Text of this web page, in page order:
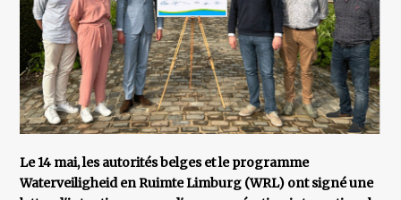
Le 14 mai, les autorités belges et le programme
Waterveiligheid en Ruimte Limburg (WRL) ont signé une